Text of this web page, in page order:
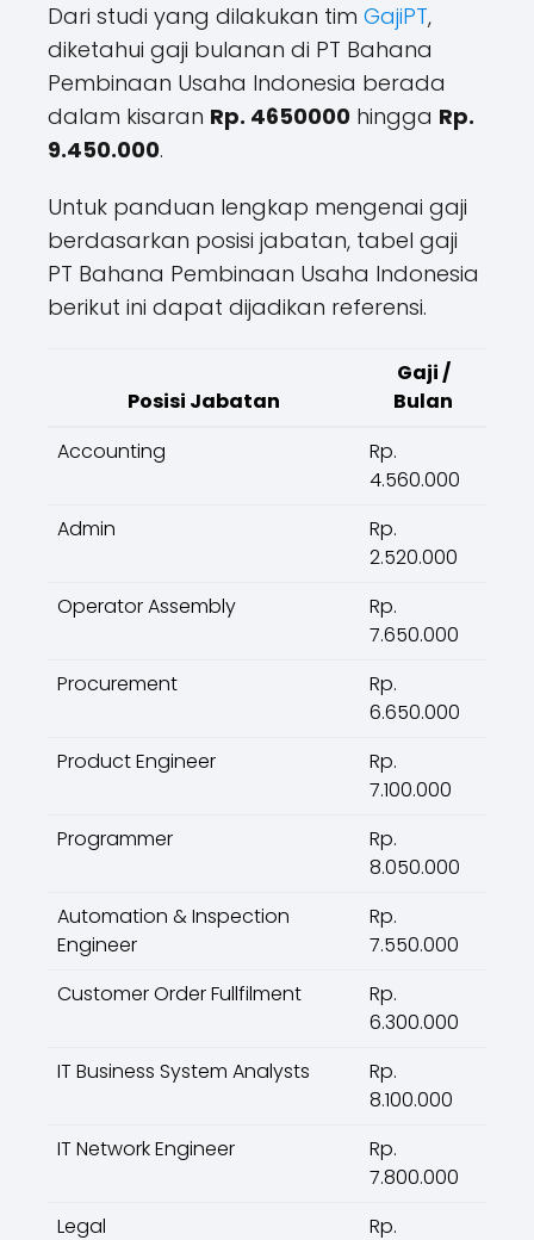
Dari studi yang dilakukan tim GajiPT,
diketahui gaji bulanan di PT Bahana
Pembinaan Usaha Indonesia berada
dalam kisaran Rp. 4650000 hingga Rp.
9.450.000.
Untuk panduan lengkap mengenai gaji
berdasarkan posisi jabatan, tabel gaji
PT Bahana Pembinaan Usaha Indonesia
berikut ini dapat dijadikan referensi.
Posisi Jabatan
Gaji /
Bulan
Accounting
Rp.
4.560.000
Admin
Rp.
2.520.000
Operator Assembly
Rp.
7.650.000
Procurement
Rp.
6.650.000
Product Engineer
Rp.
7.100.000
Programmer
Rp.
8.050.000
Automation & Inspection
Engineer
Rp.
7.550.000
Customer Order Fullfilment
Rp.
6.300.000
IT Business System Analysts
Rp.
8.100.000
IT Network Engineer
Rp.
7.800.000
Legal
Rp.